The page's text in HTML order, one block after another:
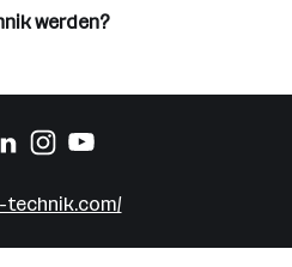
werden?
technik.com/